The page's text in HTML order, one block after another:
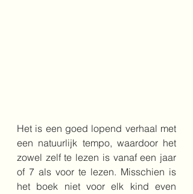
Het is een goed lopend verhaal met
een natuurlijk tempo, waardoor het
zowel zelf te lezen is vanaf een jaar
of 7 als voor te lezen. Misschien is
het boek niet voor elk kind even